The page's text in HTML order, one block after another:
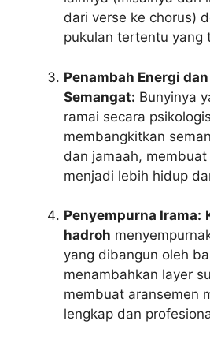
dari verse ke chorus)
pukulan tertentu yang
Penambah Energi dan
Semangat: Bunyinya
ramai secara
membangkitkan
dan jamaah,
menjadi lebih hidup
Penyempurna Irama:
hadroh
yang dibangun oleh
menambahkan layer
membuat aransemen
lengkap dan